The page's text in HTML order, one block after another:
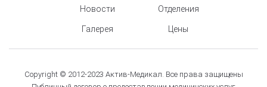
Новости
Галерея
Отделения
Цены
Copyright © 2012-2023 Актив-Медикал. Все права защищены